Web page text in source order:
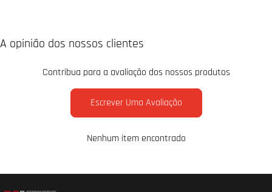
A opinião dos nossos clientes
Contribua para a avaliação dos nossos produtos
Escrever Uma Avaliação
Nenhum item encontrado